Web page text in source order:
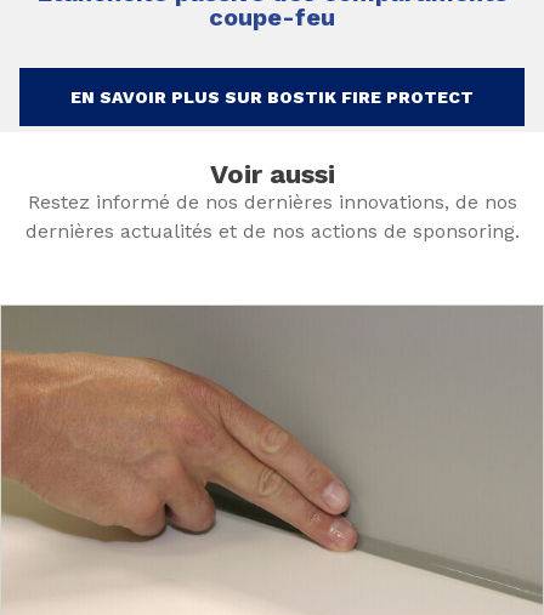
coupe-feu
EN SAVOIR PLUS SUR BOSTIK FIRE PROTECT
Voir aussi
Restez informé de nos dernières innovations, de nos
dernières actualités et de nos actions de sponsoring.